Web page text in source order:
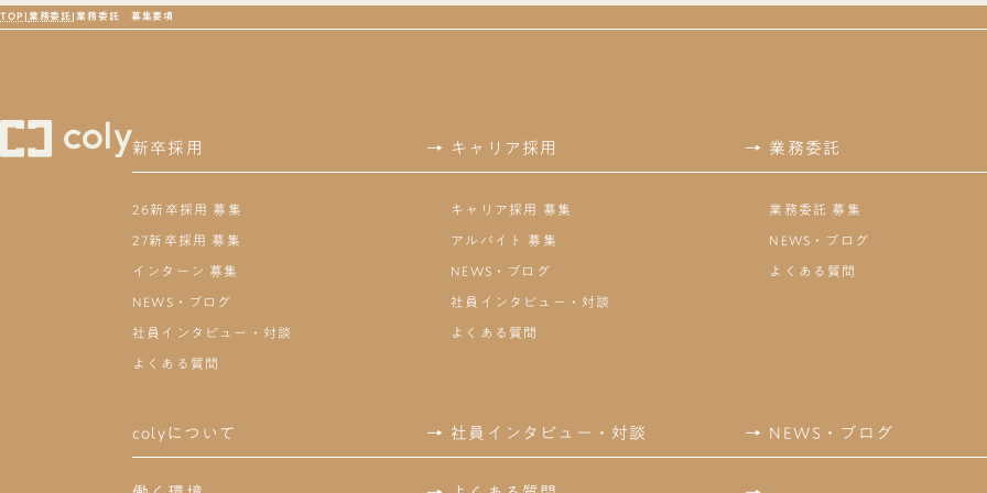
TOP 業務委託 業務委託 募集要項
新卒採用 →
26新卒採用 募集
27新卒採用 募集
インターン 募集
NEWS・ブログ
社員インタビュー・対談
よくある質問
キャリア採用 →
キャリア採用 募集
アルバイト 募集
NEWS・ブログ
社員インタビュー・対談
よくある質問
業務委託
業務委託 募集
NEWS・ブログ
よくある質問
colyについて → 社員インタビュー・対談 → NEWS・ブログ